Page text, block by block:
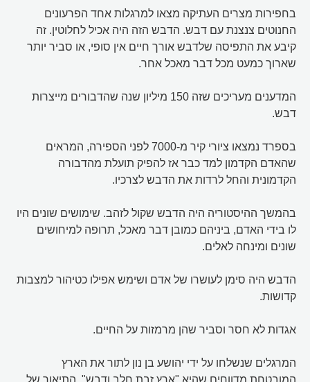
בחפירות מצרים העתיקה מצאו למרגלות אחד הפרעונים
החנוטים צנצנת עם דבש. הדבש הזה היה אכיל לחלוטין. זה
קיבע את התפיסה שלדבש אורך חיים אין סופי, או סביר יותר
שארוך כמעט מכל דבר מאכל אחר.
המדענים מעריכים שזה 150 מיליון שנה שהדבורים מייצרות
דבש.
בספרד נמצאו ציורי קיר מ-7000 לפני הספירה, המראים
שהאדם הקדמון למד כבר אז להפיק תועלת מהדבורה
הקדמונית והחל לרדות את הדבש לצרכיו.
בהמשך ההיסטוריה היה הדבש שקול לזהב. שימושים שונים היו
לו בידי האדם, ביניהם כמובן דבר מאכל, תרופה למיחושים
שונים ומינחה לאלים.
הדבש היה סימן לעושרו של אדם ושימש אפילו כטיהור למצבות
קדושות.
אגדות לא חסר וסביר שהן מרמזות על החיים.
המרגלים שנשלחו על ידי יהושע בן נון לתור את הארץ
המובטחת מדווחים שהיא "ארץ זבת חלב ודבש". התיאור של